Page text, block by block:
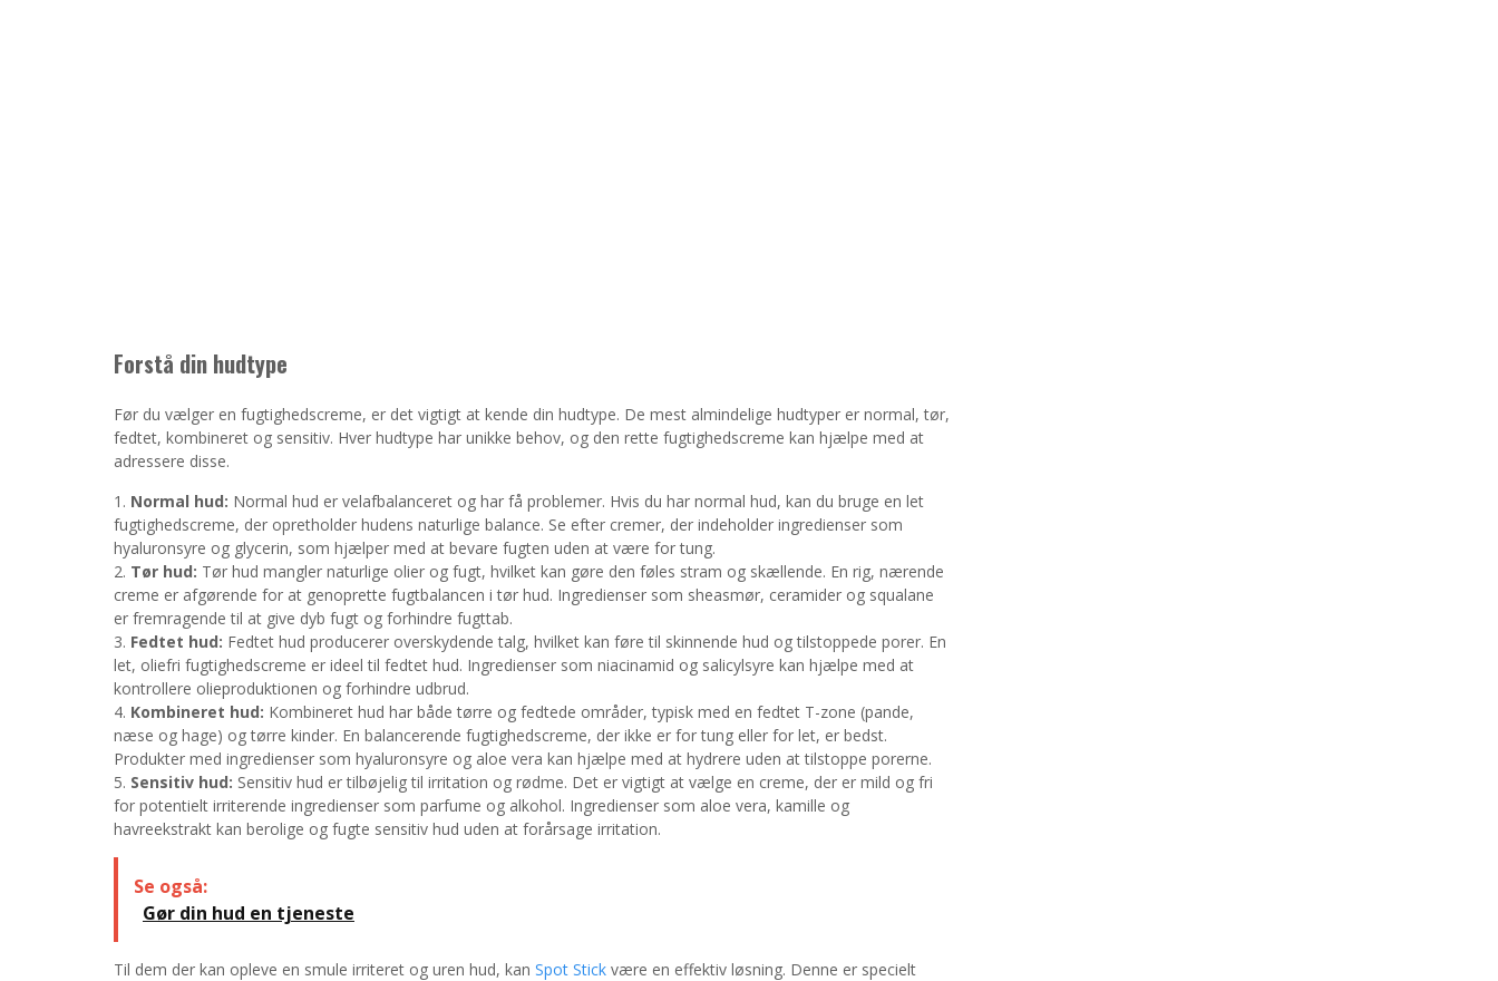
Forstå din hudtype
Før du vælger en fugtighedscreme, er det vigtigt at kende din hudtype. De mest almindelige hudtyper er normal, tør,
fedtet, kombineret og sensitiv. Hver hudtype har unikke behov, og den rette fugtighedscreme kan hjælpe med at
adressere disse.
Normal hud: Normal hud er velafbalanceret og har få problemer. Hvis du har normal hud, kan du bruge en let
fugtighedscreme, der opretholder hudens naturlige balance. Se efter cremer, der indeholder ingredienser som
hyaluronsyre og glycerin, som hjælper med at bevare fugten uden at være for tung.
Tør hud: Tør hud mangler naturlige olier og fugt, hvilket kan gøre den føles stram og skællende. En rig, nærende
creme er afgørende for at genoprette fugtbalancen i tør hud. Ingredienser som sheasmør, ceramider og squalane
er fremragende til at give dyb fugt og forhindre fugttab.
Fedtet hud: Fedtet hud producerer overskydende talg, hvilket kan føre til skinnende hud og tilstoppede porer. En
let, oliefri fugtighedscreme er ideel til fedtet hud. Ingredienser som niacinamid og salicylsyre kan hjælpe med at
kontrollere olieproduktionen og forhindre udbrud.
Kombineret hud: Kombineret hud har både tørre og fedtede områder, typisk med en fedtet T-zone (pande,
næse og hage) og tørre kinder. En balancerende fugtighedscreme, der ikke er for tung eller for let, er bedst.
Produkter med ingredienser som hyaluronsyre og aloe vera kan hjælpe med at hydrere uden at tilstoppe porerne.
Sensitiv hud: Sensitiv hud er tilbøjelig til irritation og rødme. Det er vigtigt at vælge en creme, der er mild og fri
for potentielt irriterende ingredienser som parfume og alkohol. Ingredienser som aloe vera, kamille og
havreekstrakt kan berolige og fugte sensitiv hud uden at forårsage irritation.
Se også:
Gør din hud en tjeneste
Til dem der kan opleve en smule irriteret og uren hud, kan Spot Stick være en effektiv løsning. Denne er specielt